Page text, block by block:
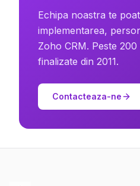
Echipa noastra te
implementarea,
Zoho CRM. Peste
finalizate din 2011.
Contacteaza-ne